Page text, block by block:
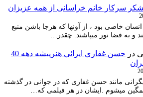
سرکار خانم خراسانی از همه عزیزان
خاصی بود ، از آونها که هرجا باشن منبع
و به فضا نور میپاشند. چقدر…
در
حسن غفاري ايرائي هنرپيشه دهه 40
مانند حسن غفاری که در جوانی در گذشته
غمگین میشوم .ایشان در هر فیلمی که…